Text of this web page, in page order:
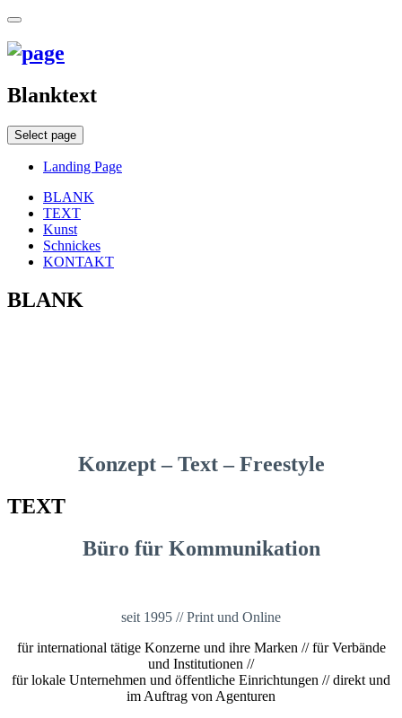
Blanktext
Select page
Landing Page
BLANK
TEXT
Kunst
Schnickes
KONTAKT
BLANK
Konzept – Text – Freestyle
TEXT
Büro für Kommunikation
seit 1995 // Print und Online
für international tätige Konzerne und ihre Marken // für Verbände
und Institutionen //
für lokale Unternehmen und öffentliche Einrichtungen // direkt und
im Auftrag von Agenturen